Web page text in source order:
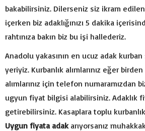
bakabilirsiniz. Dilerseniz siz ikram
içerken biz adaklığınızı 5 dakika
rahtınıza bakın biz bu işi hallederiz.
Anadolu yakasının en ucuz adak
yeriyiz. Kurbanlık alımlarınız eğer
alımlarınız için telefon numaramızdan
ugyun fiyat bilgisi alabilirsiniz. Adaklık
getirebilirsiniz. Kasaplara toplu kurbanlık
Uygun fiyata adakarıyorsanız